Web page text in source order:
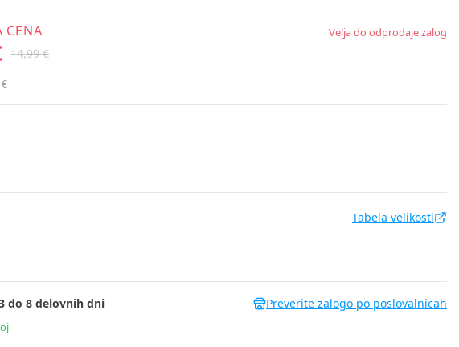
CENA
14,99 €
Velja do odprodaje zalog
Tabela velikosti
do 8 delovnih dni Preverite zalogo po poslovalnicah